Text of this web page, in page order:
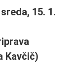
15. 1.
Kavčič)